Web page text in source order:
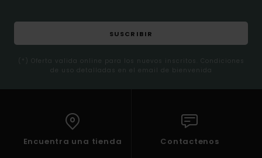
SUSCRIBIR
(*) Oferta valida online para los nuevos inscritos. Condiciones
de uso detalladas en el email de bienvenida
Encuentra una tienda Contactenos